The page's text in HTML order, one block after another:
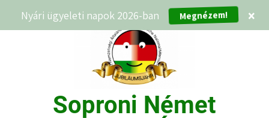
Soproni Német
Nyári ügyeleti napok 2026-ban Megnézem! ×